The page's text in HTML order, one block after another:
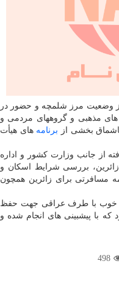
از وضعیت مرز شلمچه و حضور در
های مذهبی و گروههای مردمی و
بخشی از برنامه های هیأت
از جانب وزارت کشور و اداره
بررسی شرایط اسکان و
مسافرتی برای زائرین همچون
هماهنگی خوب با طرف عراقی جهت حفظ
با پیشبینی های انجام شده و
498